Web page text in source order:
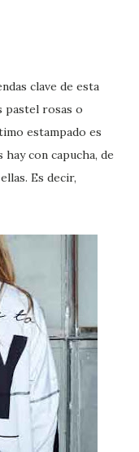
clave de esta
pastel rosas o
estampado es
con capucha, de
Es decir,